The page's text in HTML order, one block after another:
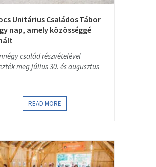
Unitárius Családos Tábor
nap, amely közösséggé
család részvételével
meg július 30. és augusztus
READ MORE